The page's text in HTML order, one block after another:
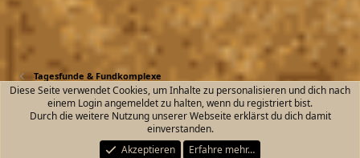
Tagesfunde & Fundkomplexe
Kontakt Nutzungsbedingungen
Datenschutz
Start
R
S
Community platform by XenForo® © 2010-2026 XenForo Ltd.
Diese Seite verwendet Cookies, um Inhalte zu personalisieren und dich nach
einem Login angemeldet zu halten, wenn du registriert bist.
Durch die weitere Nutzung unserer Webseite erklärst du dich damit
einverstanden.
Akzeptieren
Erfahre mehr…